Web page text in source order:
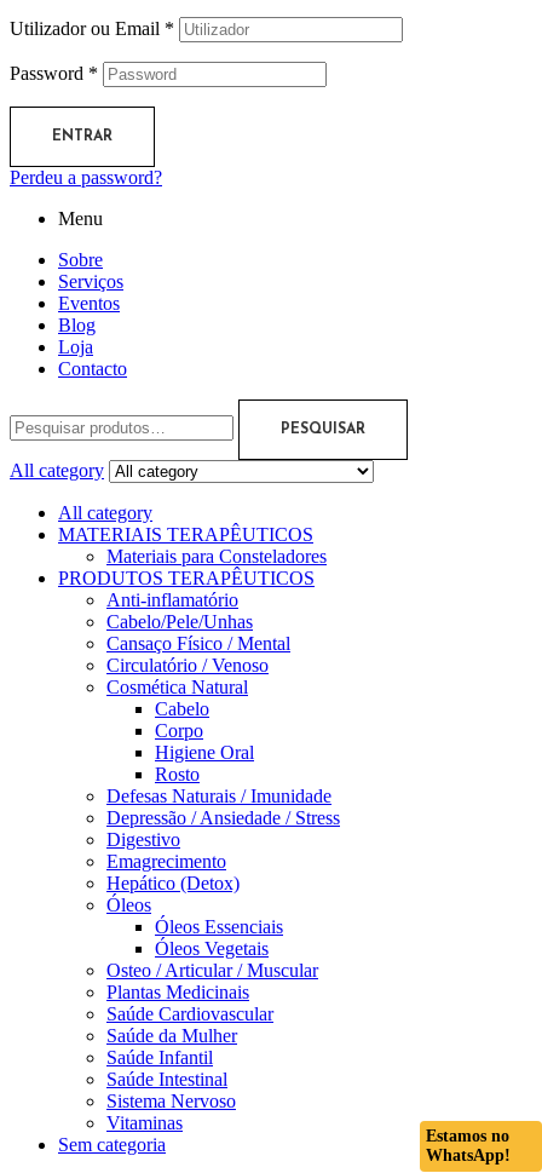
Utilizador ou Email *
Password *
ENTRAR
Perdeu a password?
Menu
Sobre
Serviços
Eventos
Blog
Loja
Contacto
PESQUISAR
All category
All category
MATERIAIS TERAPÊUTICOS
Materiais para Consteladores
PRODUTOS TERAPÊUTICOS
Anti-inflamatório
Cabelo/Pele/Unhas
Cansaço Físico / Mental
Circulatório / Venoso
Cosmética Natural
Cabelo
Corpo
Higiene Oral
Rosto
Defesas Naturais / Imunidade
Depressão / Ansiedade / Stress
Digestivo
Emagrecimento
Hepático (Detox)
Óleos
Óleos Essenciais
Óleos Vegetais
Osteo / Articular / Muscular
Plantas Medicinais
Saúde Cardiovascular
Saúde da Mulher
Saúde Infantil
Saúde Intestinal
Sistema Nervoso
Vitaminas
Sem categoria
Estamos no
WhatsApp!